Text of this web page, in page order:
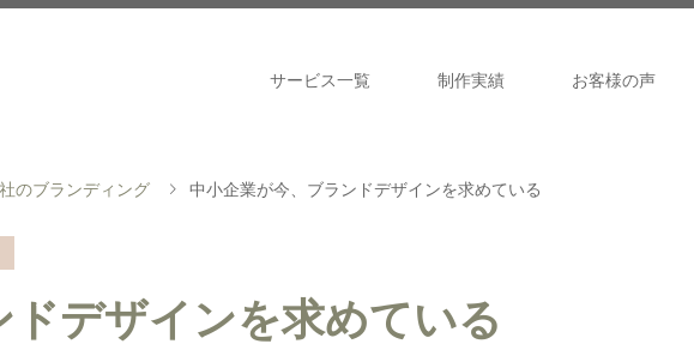
サービス一覧 制作実績 お客様の声
のブランディング 中小企業が今、ブランドデザインを求めている
デザインを求めている